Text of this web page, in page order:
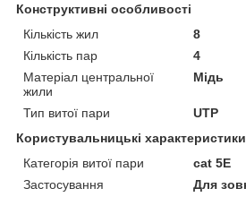
Конструктивні особливості
Кількість жил
8
Кількість пар
4
Матеріал центральної
жили
Мідь
Тип витої пари
UTP
Користувальницькі характеристики
Категорія витої пари
cat 5E
Застосування
Для